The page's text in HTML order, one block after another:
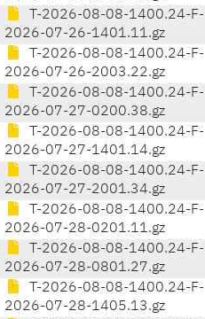
T-2026-08-08-1400.24-F-
2026-07-26-1401.11.gz
T-2026-08-08-1400.24-F-
2026-07-26-2003.22.gz
T-2026-08-08-1400.24-F-
2026-07-27-0200.38.gz
T-2026-08-08-1400.24-F-
2026-07-27-1401.14.gz
T-2026-08-08-1400.24-F-
2026-07-27-2001.34.gz
T-2026-08-08-1400.24-F-
2026-07-28-0201.11.gz
T-2026-08-08-1400.24-F-
2026-07-28-0801.27.gz
T-2026-08-08-1400.24-F-
2026-07-28-1405.13.gz